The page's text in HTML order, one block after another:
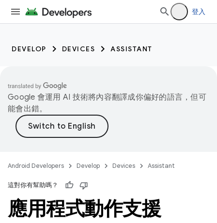
登入
DEVELOP DEVICES ASSISTANT
Google 會運用 AI 技術將內容翻譯成你偏好的語言，但可
能會出錯。
Android Developers Develop Devices Assistant
這對你有幫助嗎？
應用程式動作支援